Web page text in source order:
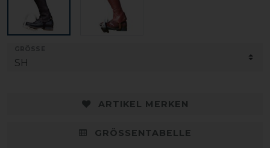
ARTIKEL MERKEN
GRÖSSENTABELLE